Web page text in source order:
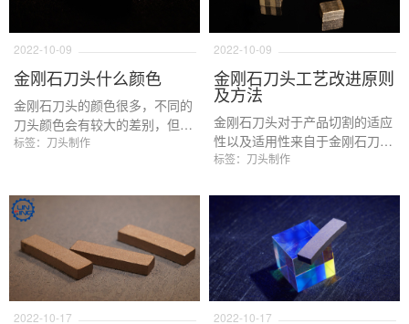
2022-10-09
金刚石刀头什么颜色
金刚石刀头的颜色很多，不同的
刀头颜色会有较大的差别，但是
总体而言，刀头胎体结合剂决定
量，切割对象，切割性能进行大
致的判断。
标签：刀头制作
2022-10-09
金刚石刀头工艺改进原则
及方法
金刚石刀头对于产品切割的适应
性以及适用性来自于金刚石刀头
不断的改进措施，除了金刚石刀
取决于金刚石刀头加工过程中金
刚石刀头生产工艺的改进。那么
什么是金刚石刀头工艺？如何进
行改进？改进的原则是什么呢？
本文会进行详细的阐述。
标签：刀头制作
2022-10-17 2022-10-17